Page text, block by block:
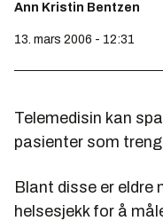
Ann Kristin Bentzen
13. mars 2006 - 12:31
Telemedisin kan
pasienter som
Blant disse er eldre
helsesjekk for å